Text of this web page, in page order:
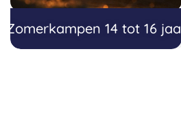
Zomerkampen 14 tot 16 jaar